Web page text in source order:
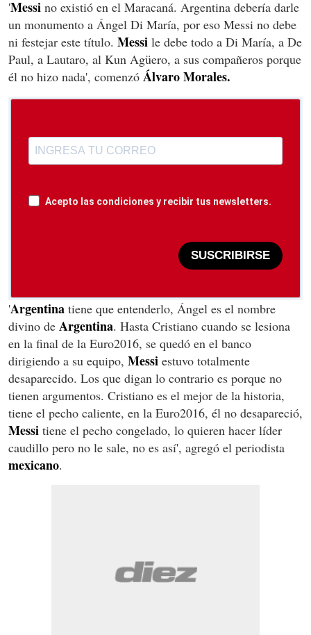
'Messi no existió en el Maracaná. Argentina debería darle
un monumento a Ángel Di María, por eso Messi no debe
ni festejar este título. Messi le debe todo a Di María, a De
Paul, a Lautaro, al Kun Agüero, a sus compañeros porque
él no hizo nada', comenzó Álvaro Morales.
Acepto las condiciones y recibir tus newsletters.
SUSCRIBIRSE
'Argentina tiene que entenderlo, Ángel es el nombre
divino de Argentina. Hasta Cristiano cuando se lesiona
en la final de la Euro2016, se quedó en el banco
dirigiendo a su equipo, Messi estuvo totalmente
desaparecido. Los que digan lo contrario es porque no
tienen argumentos. Cristiano es el mejor de la historia,
tiene el pecho caliente, en la Euro2016, él no desapareció,
Messi tiene el pecho congelado, lo quieren hacer líder
caudillo pero no le sale, no es así', agregó el periodista
mexicano.